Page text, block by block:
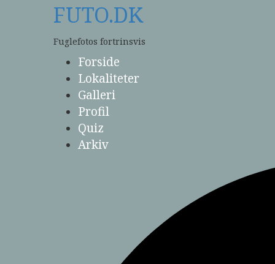
FUTO.DK
Fuglefotos fortrinsvis
Forside
Lokaliteter
Galleri
Profil
Quiz
Arkiv